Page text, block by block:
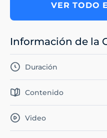
VER TODO
Información de la
Duración
Contenido
Video